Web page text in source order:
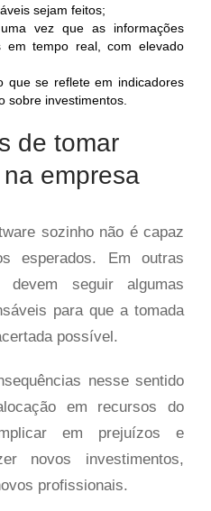
sejam feitos;
vez que as informações
em tempo real, com elevado
que se reflete em indicadores
sobre investimentos.
de tomar
empresa
sozinho não é capaz
esperados. Em outras
seguir algumas
para que a tomada
possível.
nesse sentido
em recursos do
em prejuízos e
novos investimentos,
profissionais.